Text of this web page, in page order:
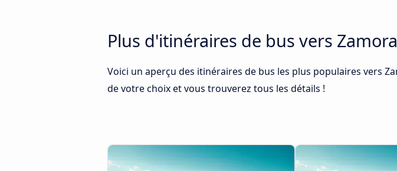
Plus d'itinéraires de bus vers
Voici un aperçu des itinéraires de bus les plus populaires vers
de votre choix et vous trouverez tous les détails !